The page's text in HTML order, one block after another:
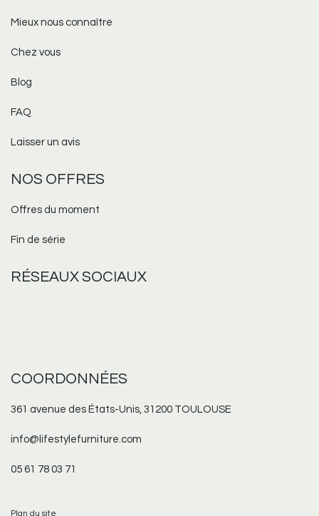
Mieux nous connaître
Chez vous
Blog
FAQ
Laisser un avis
NOS OFFRES
Offres du moment
Fin de série
RÉSEAUXSOCIAUX
COORDONNÉES
361 avenue des États-Unis, 31200 TOULOUSE
info@lifestylefurniture.com
05 61 78 03 71
Plan du site